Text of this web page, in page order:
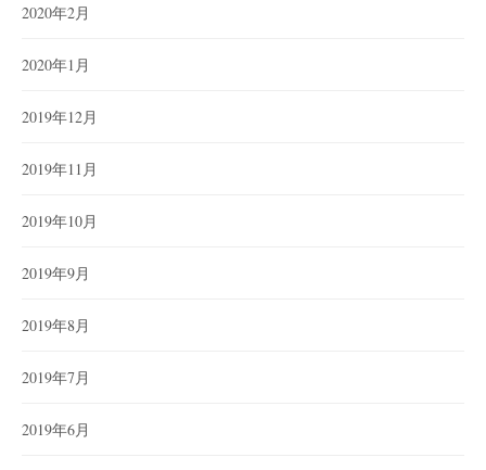
2020年2月
2020年1月
2019年12月
2019年11月
2019年10月
2019年9月
2019年8月
2019年7月
2019年6月